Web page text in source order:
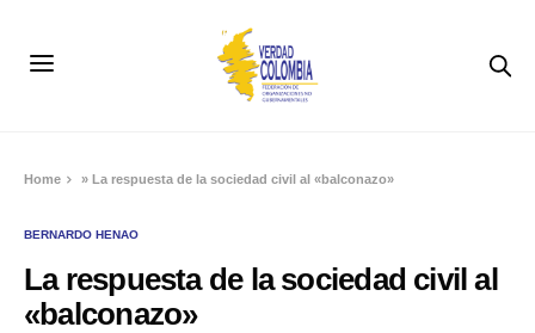
Home »La respuesta de la sociedad civil al «balconazo»
BERNARDO HENAO
La respuesta de la sociedad civil al
«balconazo»